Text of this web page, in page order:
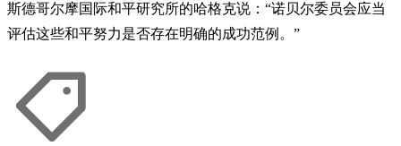
斯德哥尔摩国际和平研究所的哈格克说：“诺贝尔委员会应当
评估这些和平努力是否存在明确的成功范例。”